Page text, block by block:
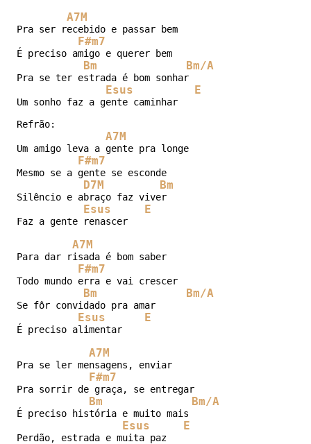
A7M
Pra ser recebido e passar bem
F#m7
É preciso amigo e querer bem
Bm Bm/A
Pra se ter estrada é bom sonhar
Esus E
Um sonho faz a gente caminhar
Refrão:
A7M
Um amigo leva a gente pra longe
F#m7
Mesmo se a gente se esconde
D7M Bm
Silêncio e abraço faz viver
Esus E
Faz a gente renascer
A7M
Para dar risada é bom saber
F#m7
Todo mundo erra e vai crescer
Bm Bm/A
Se fôr convidado pra amar
Esus E
É preciso alimentar
A7M
Pra se ler mensagens, enviar
F#m7
Pra sorrir de graça, se entregar
Bm Bm/A
É preciso história e muito mais
Esus E
Perdão, estrada e muita paz